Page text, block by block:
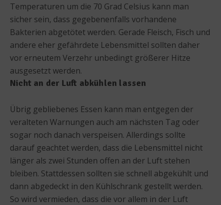
Temperaturen um die 70 Grad Celsius kann man
sicher sein, dass gegebenenfalls vorhandene
Bakterien abgetötet werden. Gerade Fleisch, Fisch und
andere eher gefährdete Lebensmittel sollten daher
vor erneutem Verzehr unbedingt größerer Hitze
ausgesetzt werden.
Nicht an der Luft abkühlen lassen
Übrig gebliebenes Essen kann man entgegen der
veralteten Warnungen auch am nächsten Tag oder
sogar noch danach verspeisen. Allerdings sollte
darauf geachtet werden, dass die Lebensmittel nicht
länger als zwei Stunden offen an der Luft stehen
bleiben. Stattdessen sollten sie schnell abgekühlt und
dann abgedeckt in den Kühlschrank gestellt werden.
So wird vermieden, dass die vor allem in der Luft